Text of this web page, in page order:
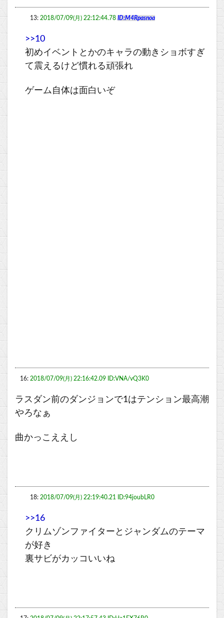
13: 2018/07/09(月) 22:12:44.78 ID:M4Rpasnoa
>>10
初めイベントとかのキャラの動きショボすぎ
て震えるけど慣れる頑張れ
ゲーム自体は面白いぞ
16: 2018/07/09(月) 22:16:42.09 ID:VNA/vQ3K0
ラスダン前のダンジョンで1はテンション最高潮
やろなぁ
曲かっこええし
18: 2018/07/09(月) 22:19:40.21 ID:94joubLR0
>>16
クリムゾンファイターとジャンダムのテーマ
が好き
裏サビがカッコいいね